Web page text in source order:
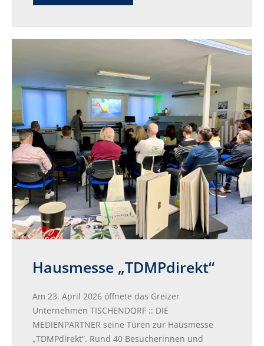
Hausmesse „TDMPdirekt“
Am 23. April 2026 öffnete das Greizer
Unternehmen TISCHENDORF :: DIE
MEDIENPARTNER seine Türen zur Hausmesse
„TDMPdirekt“. Rund 40 Besucherinnen und